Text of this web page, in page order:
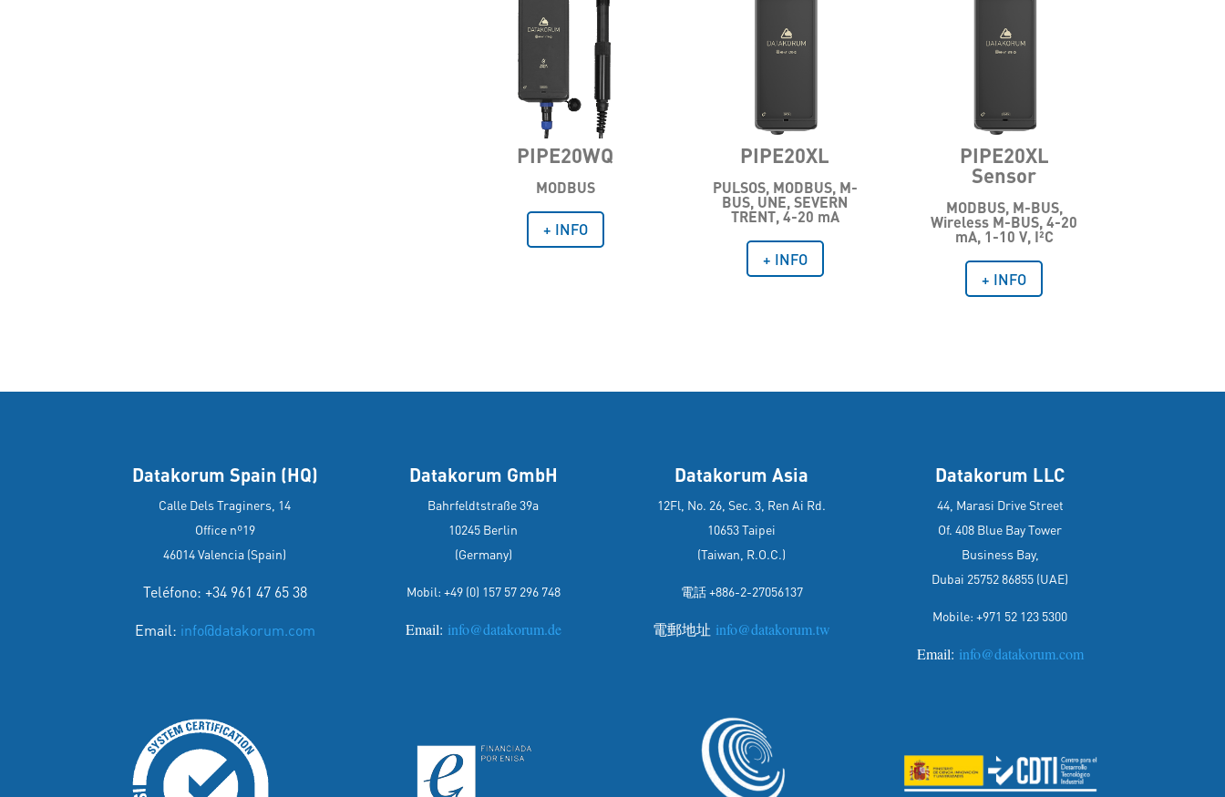
PIPE20WQ
MODBUS
+ INFO
PIPE20XL
PULSOS, MODBUS, M-
BUS, UNE, SEVERN
TRENT, 4-20 mA
+ INFO
PIPE20XL
Sensor
MODBUS, M-BUS,
Wireless M-BUS, 4-20
mA, 1-10 V, I²C
+ INFO
Datakorum Spain (HQ)
Calle Dels Traginers, 14
Office nº19
46014 Valencia (Spain)
Teléfono: +34 961 47 65 38
Email: info@datakorum.com
Datakorum GmbH
Bahrfeldtstraße 39a
10245 Berlin
(Germany)
Mobil: +49 (0) 157 57 296 748
Email: info@datakorum.de
Datakorum Asia
12Fl, No. 26, Sec. 3, Ren Ai Rd.
10653 Taipei
(Taiwan, R.O.C.)
電話 +886-2-27056137
電郵地址 info@datakorum.tw
Datakorum LLC
44, Marasi Drive Street
Of. 408 Blue Bay Tower
Business Bay,
Dubai 25752 86855 (UAE)
Mobile: +971 52 123 5300
Email: info@datakorum.com